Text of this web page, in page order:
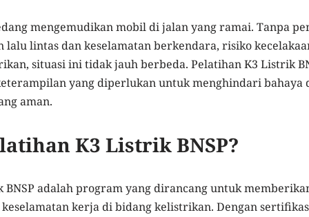
mengemudikan mobil di jalan yang ramai. Tanpa
lalu lintas dan keselamatan berkendara, risiko
situasi ini tidak jauh berbeda. Pelatihan K3 Listrik
yang diperlukan untuk menghindari bahaya
aman.
K3 Listrik BNSP?
BNSP adalah program yang dirancang untuk
kerja di bidang kelistrikan. Dengan